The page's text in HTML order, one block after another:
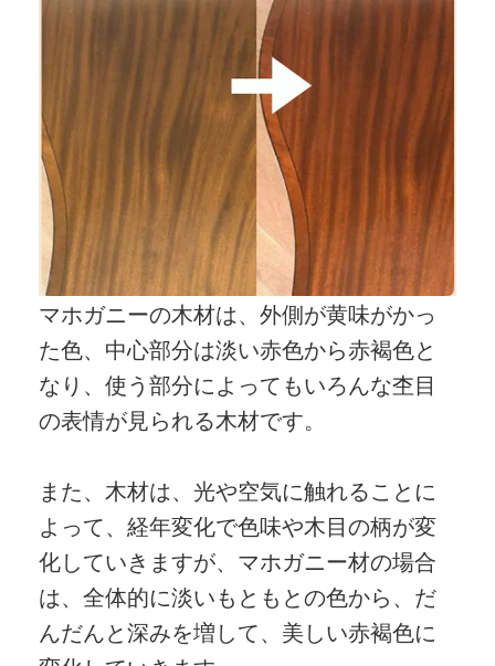
マホガニーの木材は、外側が黄味がかっ
た色、中心部分は淡い赤色から赤褐色と
なり、使う部分によってもいろんな杢目
の表情が見られる木材です。
また、木材は、光や空気に触れることに
よって、経年変化で色味や木目の柄が変
化していきますが、マホガニー材の場合
は、全体的に淡いもともとの色から、だ
んだんと深みを増して、美しい赤褐色に